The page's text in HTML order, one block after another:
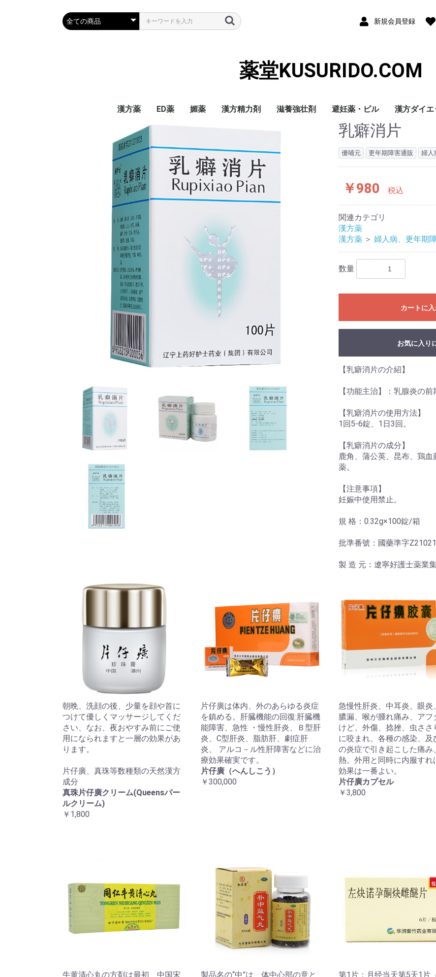
新規会員登録
薬堂KUSURIDO.COM
漢方薬
家庭の常備漢方薬
耳鳴、花粉症、口内炎
生理痛 生理不順
心臓疾患
肝臓薬
前立腺、腎炎、不育症
婦人病、更年期障害
関節神経痛
風邪、気管、肺
便秘、痔、胃、腸
高血圧、脳卒中、中風
不眠症、精神、頭痛
白内障、疲れ眼
糖尿病
サプリメント
皮膚、肌荒れ
抗がん剤
ED薬 媚薬 漢方精力剤 滋養強壮剤 避妊薬・ピル 漢方ダイエ
乳癖消片
優哺元 更年期障害通販 婦人
￥980 税込
関連カテゴリ
漢方薬
漢方薬 ＞ 婦人病、更年期
数量
カートに
お気に入り
【乳癖消片の介紹】
【功能主治】：乳腺炎の
【乳癖消片の使用方法】
1回5-6錠、1日3回。
【乳癖消片の成分】
鹿角、蒲公英、昆布、鶏
薬。
【注意事項】
妊娠中使用禁止。
規 格：0.32g×100錠/箱
批準番號：國藥準字
製 造 元：遼寧好護士薬業
朝晩、洗顔の後、少量を顔や首に
つけて優しくマッサージしてくだ
さい、なお、夜おやすみ前にご使
用になられますと一層の効果があ
ります。
片仔廣、真珠等数種類の天然漢方
成分
真珠片仔廣クリーム(Queensパー
ルクリーム)
￥1,800
片仔廣は体内、外のあらゆる炎症
を鎮める。肝臓機能の回復:肝臓機
能障害、急性 ・慢性肝炎、Ｂ型肝
炎、C型肝炎、脂肪肝、劇症肝
炎、 アルコ－ル性肝障害などに治
療効果確実です。
片仔廣（へんしこう）
￥300,000
急慢性肝炎、中耳炎、眼炎
膿漏、喉が腫れ痛み、アフ
けど、外傷、捻挫、虫ささ
に咬まれ、各種の感染、及
の炎症で引き起こした痛み
熱。外用と同時に内服すれ
効果は一番よい。
片仔廣カプセル
￥3,800
牛黄清心丸の方剤は最初、中国宋
製品名の“中”は、体中心部の意と
第1片：月经当天第5天1片